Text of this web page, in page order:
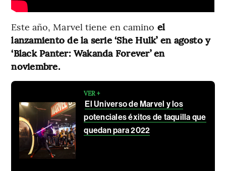
Este año, Marvel tiene en camino el
lanzamiento de la serie ‘She Hulk’ en agosto y
‘Black Panter: Wakanda Forever’ en
noviembre.
VER +
El Universo de Marvel y los
potenciales éxitos de taquilla que
quedan para 2022